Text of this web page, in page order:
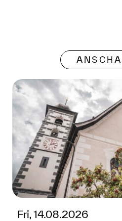
Fri, 14.08.2026